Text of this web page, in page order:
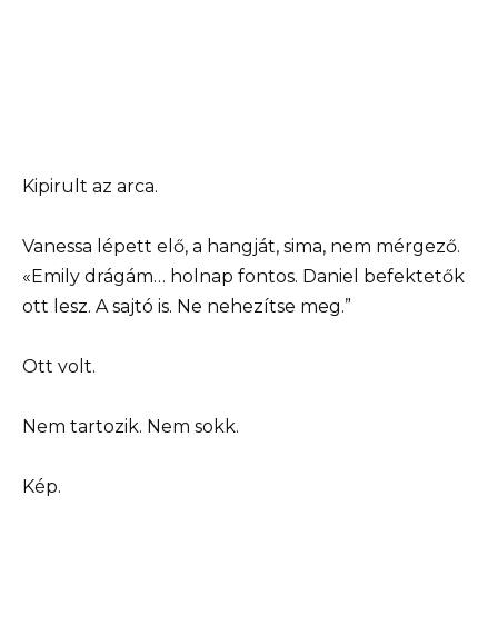
Kipirult az arca.
Vanessa lépett elő, a hangját, sima, nem mérgező.
«Emily drágám… holnap fontos. Daniel befektetők
ott lesz. A sajtó is. Ne nehezítse meg.”
Ott volt.
Nem tartozik. Nem sokk.
Kép.